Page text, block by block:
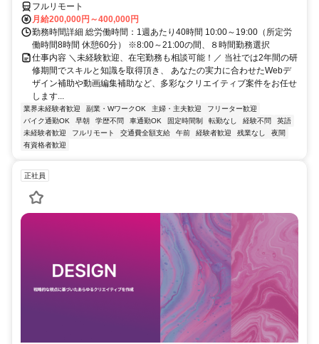
フルリモート
月給200,000円～400,000円
勤務時間詳細 総労働時間：1週あたり40時間 10:00～19:00（所定労
働時間8時間 休憩60分） ※8:00～21:00の間、８時間勤務選択
仕事内容 ＼未経験歓迎、在宅勤務も相談可能！／ 当社では2年間の研
修期間でスキルと知識を取得頂き、 あなたの実力に合わせたWebデ
ザイン補助や動画編集補助など、多彩なクリエイティブ案件をお任せ
します...
業界未経験者歓迎 副業・WワークOK 主婦・主夫歓迎
フリーター歓迎
バイク通勤OK
早朝 学歴不問 車通勤OK 固定時間制 転勤なし 経験不問
英語
未経験者歓迎
フルリモート 交通費全額支給 午前 経験者歓迎 残業なし
夜間
有資格者歓迎
正社員